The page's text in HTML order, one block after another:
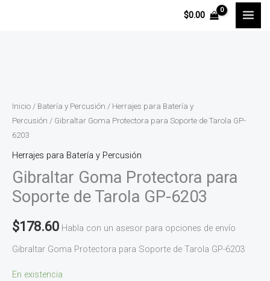
$0.00
Inicio / Batería y Percusión / Herrajes para Batería y
Percusión / Gibraltar Goma Protectora para Soporte de Tarola GP-
6203
Herrajes para Batería y Percusión
Gibraltar Goma Protectora para
Soporte de Tarola GP-6203
$178.60 Habla con un asesor para opciones de envío
Gibraltar Goma Protectora para Soporte de Tarola GP-6203
En existencia
Protectora
para
Soporte
de
Tarola
GP-
6203
cantidad